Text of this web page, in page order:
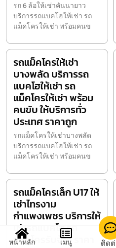
รถ 6 ล้อให้เช่าคันนายาว
บริการรถแบคโฮให้เช่า รถ
แม็คโครให้เช่า พร้อมคนข
รถแม็คโครให้เช่า
บางพลัด บริการรถ
แบคโฮให้เช่า รถ
แม็คโครให้เช่า พร้อม
คนขับ ให้บริการทั่ว
ประเทศ ราคาถูก
รถแม็คโครให้เช่าบางพลัด
บริการรถแบคโฮให้เช่า รถ
แม็คโครให้เช่า พร้อมคนข
รถแม็คโครเล็ก U17 ให้
เช่าไทรงาม
กำแพงเพชร บริการให้
เช่ารถแบคโฮ รถ
แม็คโครรับจ้าง ราคา
หน้าหลัก เมนู ติด